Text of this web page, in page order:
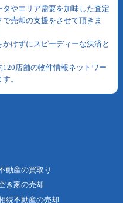
やエリア需要を加味した査定
売却の支援をさせて頂きま
けずにスピーディーな決済と
店舗の物件情報ネットワー
。
動産の買取り
き家の売却
続不動産の売却